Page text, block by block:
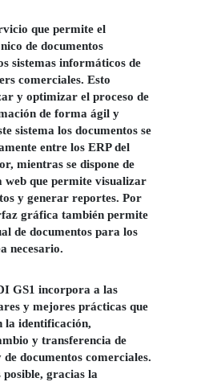
que permite el
de documentos
sistemas informáticos de
comerciales. Esto
y optimizar el proceso de
de forma ágil y
sistema los documentos se
entre los ERP del
mientras se dispone de
que permite visualizar
y generar reportes. Por
gráfica también permite
de documentos para los
necesario.
GS1 incorpora a las
y mejores prácticas que
la identificación,
y transferencia de
documentos comerciales.
gracias la